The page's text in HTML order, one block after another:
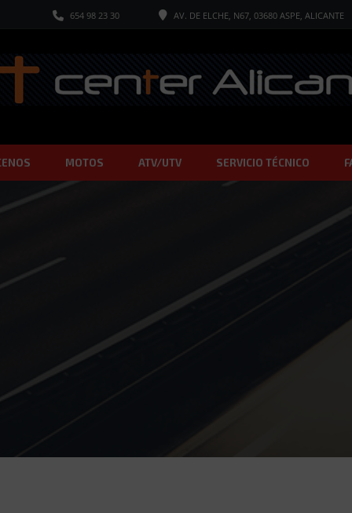
AV. DE ELCHE, N67, 03680 ASPE, ALICANTE
654 98 23 30
MOTOS ATV/UTV SERVICIO TÉCNICO